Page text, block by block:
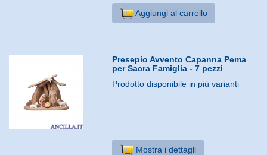
Aggiungi al carrello
Presepio Avvento Capanna Pema
per Sacra Famiglia - 7 pezzi
Prodotto disponibile in più varianti
Mostra i dettagli